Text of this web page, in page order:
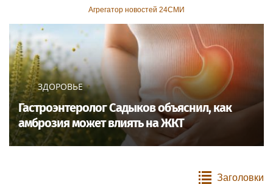
Агрегатор новостей 24СМИ
ЗДОРОВЬЕ
Гастроэнтеролог Садыков объяснил, как
амброзия может влиять на ЖКТ
Заголовки